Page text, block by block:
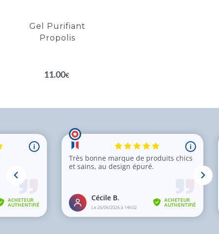
Gel Purifiant
Propolis
11.00€